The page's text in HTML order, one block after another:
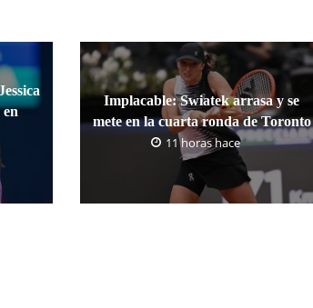
en
Implacable: Swiatek arrasa y se
mete en la cuarta ronda de Toronto
11 horas hace